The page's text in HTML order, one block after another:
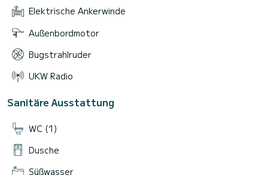
Elektrische Ankerwinde
Außenbordmotor
Bugstrahlruder
UKW Radio
Sanitäre Ausstattung
WC (1)
Dusche
Süßwasser